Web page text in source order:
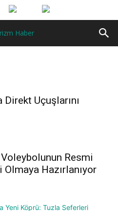
Direkt Uçuşlarını
Resmi
Hazırlanıyor